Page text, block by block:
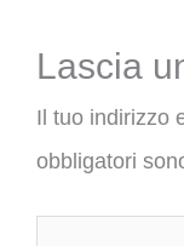
Lascia
Il tuo indirizzo
obbligatori